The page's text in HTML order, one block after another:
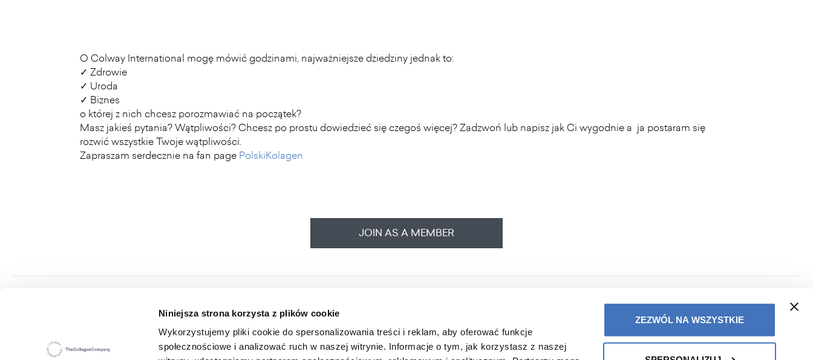
Niniejsza strona korzysta z plików cookie
Wykorzystujemy pliki cookie do spersonalizowania treści i reklam, aby oferować funkcje
społecznościowe i analizować ruch w naszej witrynie. Informacje o tym, jak korzystasz z naszej
ZEZWÓL NA WSZYSTKIE
O Colway International mogę mówić godzinami, najważniejsze dziedziny jednak to:
✓ Zdrowie
✓ Uroda
✓ Biznes
o której z nich chcesz porozmawiać na początek?
Masz jakieś pytania? Wątpliwości? Chcesz po prostu dowiedzieć się czegoś więcej? Zadzwoń lub napisz jak Ci wygodnie a ja postaram się
rozwić wszystkie Twoje wątpliwości.
Zapraszam serdecznie na fan page PolskiKolagen
JOIN AS A MEMBER
Seat: ul. Hippiczna 2, 84-207 Koleczkowo
Statistical number (REGON): 360987881
E-mail:
office@colwayinternational.com
SUBSCRIBE FOR A NEWSLETTER
TERMS OF COOPERATION
SHOPPING TERMS AND
CONDITIONS